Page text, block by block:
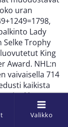
Valikko
uran
Lady
Selke Trophy
King
Award. NHL:n
vaivaisella 714
kaikista
hopeisissa
on joko ollut